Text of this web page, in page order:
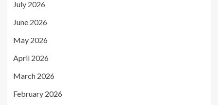
July 2026
June 2026
May 2026
April 2026
March 2026
February 2026